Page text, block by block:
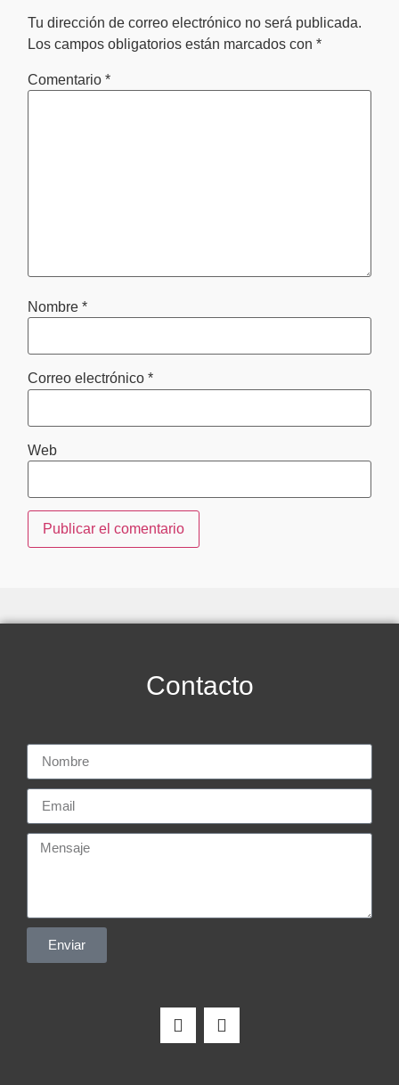
Tu dirección de correo electrónico no será publicada.
Los campos obligatorios están marcados con*
Comentario*
Nombre*
Correo electrónico*
Web
Contacto
Enviar